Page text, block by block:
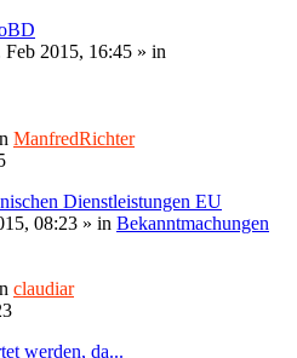
Feb 2015, 16:45 » in
ManfredRichter
Dienstleistungen EU
08:23 » in Bekanntmachungen
claudiar
werden, da...